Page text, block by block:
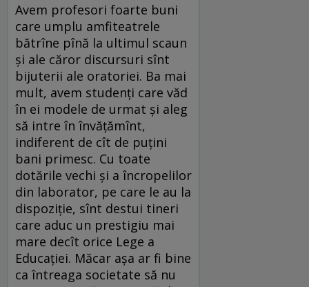
Avem profesori foarte buni
care umplu amfiteatrele
bătrîne pînă la ultimul scaun
şi ale căror discursuri sînt
bijuterii ale oratoriei. Ba mai
mult, avem studenţi care văd
în ei modele de urmat şi aleg
să intre în învăţămînt,
indiferent de cît de puţini
bani primesc. Cu toate
dotările vechi şi a încropelilor
din laborator, pe care le au la
dispoziţie, sînt destui tineri
care aduc un prestigiu mai
mare decît orice Lege a
Educaţiei. Măcar aşa ar fi bine
ca întreaga societate să nu